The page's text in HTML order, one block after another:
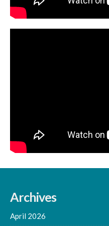
Archives
April 2026